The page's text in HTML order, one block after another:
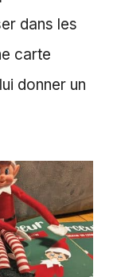
dans les
carte
donner un